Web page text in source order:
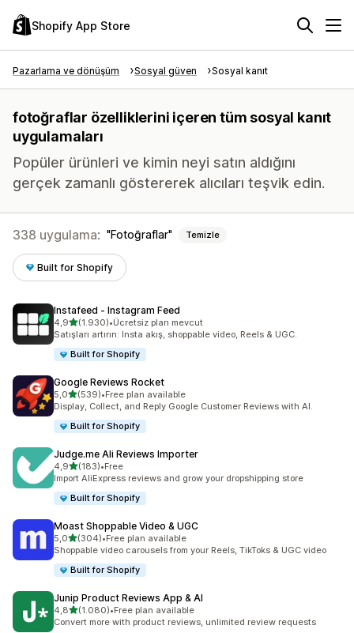
Shopify App Store
Pazarlama ve dönüşüm Sosyal güven Sosyal kanıt
fotoğraflar özelliklerini içeren tüm sosyal kanıt
uygulamaları
Popüler ürünleri ve kimin neyi satın aldığını
gerçek zamanlı göstererek alıcıları teşvik edin.
338 uygulama: Fotoğraflar Temizle
Built for Shopify
Instafeed ‑ Instagram Feed
4,95 yıldız üzerinden
(1.930)
toplam 1930 değerlendirme
•Ücretsiz plan mevcut
Satışları artırın: Insta akış, shoppable video, Reels & UGC.
Built for Shopify
Google Reviews Rocket
5,05 yıldız üzerinden
(539)
toplam 539 değerlendirme
•Free plan available
Display, Collect, and Reply Google Customer Reviews with AI.
Built for Shopify
Judge.me Ali Reviews Importer
4,95 yıldız üzerinden
(183)
toplam 183 değerlendirme
•Free
Import AliExpress reviews and grow your dropshipping store
Built for Shopify
Moast Shoppable Video & UGC
5,05 yıldız üzerinden
(304)
toplam 304 değerlendirme
•Free plan available
Shoppable video carousels from your Reels, TikToks & UGC video
Built for Shopify
Junip Product Reviews App & AI
4,85 yıldız üzerinden
(1.080)
toplam 1080 değerlendirme
•Free plan available
Convert more with product reviews, unlimited review requests